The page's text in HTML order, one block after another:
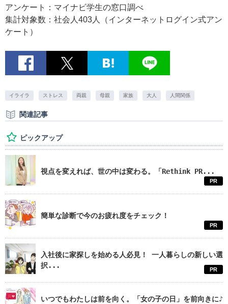
アンケート：マイナビ学生の窓口調べ
集計対象数：社会人403人（インターネットログイン式アン
ケート）
イライラ ストレス 両親 母親 家族 大人 人間関係
関連記事
ピックアップ
視点を変えれば、世の中は変わる。「Rethink PR...
PR
簡単な診断で今のお疲れ度をチェック！
PR
入社後に家探しを始める人必見！ 一人暮らしの新しい選
択...
PR
いつでもわたしは前を向く。「女の子の日」を前向きに♪